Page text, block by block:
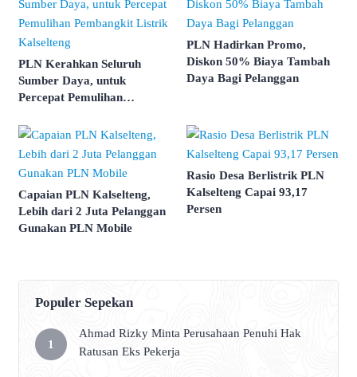
PLN Kerahkan Seluruh
Sumber Daya, untuk
Percepat Pemulihan
Kalselteng
PLN Hadirkan Promo,
Diskon 50% Biaya Tambah
Daya Bagi Pelanggan
Capaian PLN Kalselteng,
Lebih dari 2 Juta Pelanggan
Gunakan PLN Mobile
Rasio Desa Berlistrik PLN
Kalselteng Capai 93,17
Persen
Populer Sepekan
Ahmad Rizky Minta Perusahaan Penuhi Hak
Ratusan Eks Pekerja